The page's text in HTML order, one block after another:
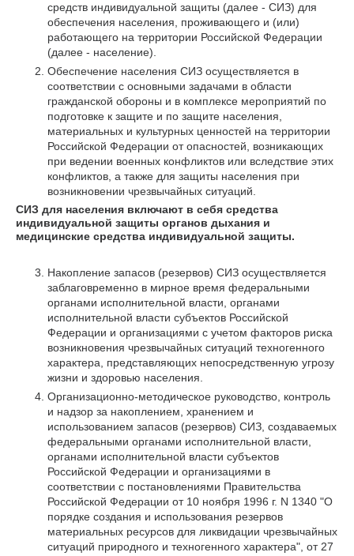
средств индивидуальной защиты (далее - СИЗ) для
обеспечения населения, проживающего и (или)
работающего на территории Российской Федерации
(далее - население).
Обеспечение населения СИЗ осуществляется в
соответствии с основными задачами в области
гражданской обороны и в комплексе мероприятий по
подготовке к защите и по защите населения,
материальных и культурных ценностей на территории
Российской Федерации от опасностей, возникающих
при ведении военных конфликтов или вследствие этих
конфликтов, а также для защиты населения при
возникновении чрезвычайных ситуаций.
СИЗ для населения включают в себя средства
индивидуальной защиты органов дыхания и
медицинские средства индивидуальной защиты.
Накопление запасов (резервов) СИЗ осуществляется
заблаговременно в мирное время федеральными
органами исполнительной власти, органами
исполнительной власти субъектов Российской
Федерации и организациями с учетом факторов риска
возникновения чрезвычайных ситуаций техногенного
характера, представляющих непосредственную угрозу
жизни и здоровью населения.
Организационно-методическое руководство, контроль
и надзор за накоплением, хранением и
использованием запасов (резервов) СИЗ, создаваемых
федеральными органами исполнительной власти,
органами исполнительной власти субъектов
Российской Федерации и организациями в
соответствии с постановлениями Правительства
Российской Федерации от 10 ноября 1996 г. N 1340 "О
порядке создания и использования резервов
материальных ресурсов для ликвидации чрезвычайных
ситуаций природного и техногенного характера", от 27